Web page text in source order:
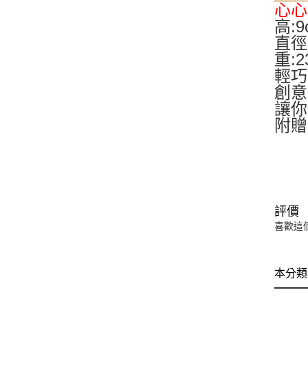
心
高
直
重
輕
創
讓
附
評價
喜歡這
本分